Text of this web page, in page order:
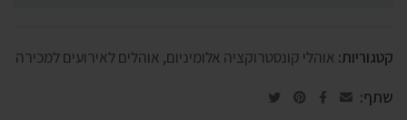
קטגוריות: אוהלי קונסטרוקציה אלומיניום, אוהלים לאירועים למכירה
שתף: